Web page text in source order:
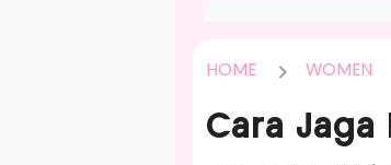
HOME WOMEN
Cara Jaga